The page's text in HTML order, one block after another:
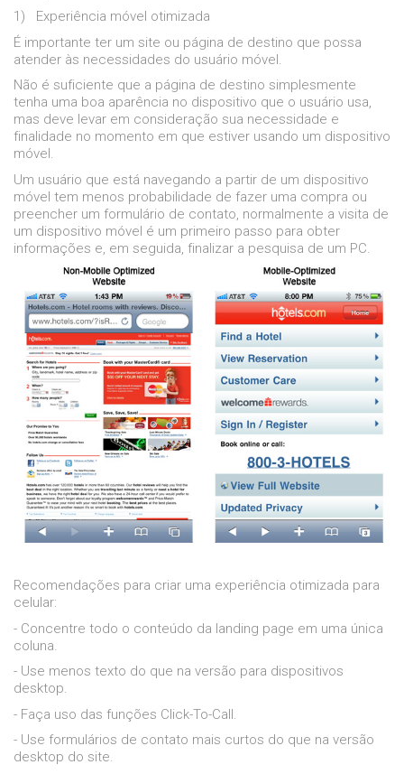
1) Experiência móvel otimizada
É importante ter um site ou página de destino que possa
atender às necessidades do usuário móvel.
Não é suficiente que a página de destino simplesmente
tenha uma boa aparência no dispositivo que o usuário usa,
mas deve levar em consideração sua necessidade e
finalidade no momento em que estiver usando um dispositivo
móvel.
Um usuário que está navegando a partir de um dispositivo
móvel tem menos probabilidade de fazer uma compra ou
preencher um formulário de contato, normalmente a visita de
um dispositivo móvel é um primeiro passo para obter
informações e, em seguida, finalizar a pesquisa de um PC.
Recomendações para criar uma experiência otimizada para
celular:
- Concentre todo o conteúdo da landing page em uma única
coluna.
- Use menos texto do que na versão para dispositivos
desktop.
- Faça uso das funções Click-To-Call.
- Use formulários de contato mais curtos do que na versão
desktop do site.